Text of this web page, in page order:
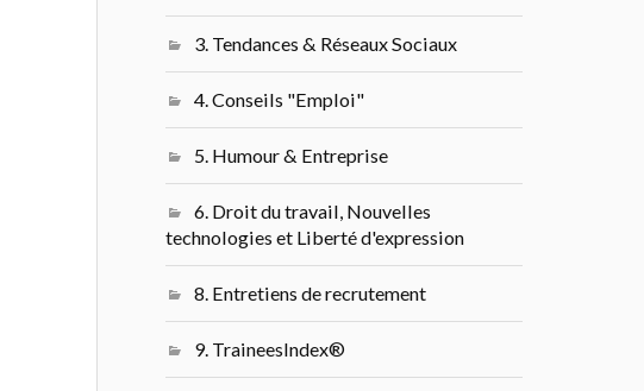
3. Tendances & Réseaux Sociaux
4. Conseils "Emploi"
5. Humour & Entreprise
6. Droit du travail, Nouvelles
technologies et Liberté d'expression
8. Entretiens de recrutement
9. TraineesIndex®